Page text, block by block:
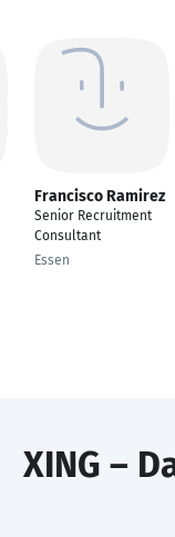
Francisco Ramirez
Senior Recruitment
Consultant
Essen
XING –